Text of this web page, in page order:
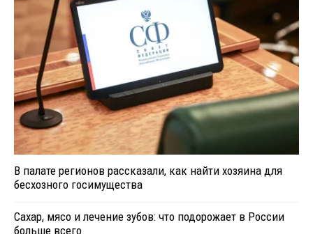
В палате регионов рассказали, как найти хозяина для
бесхозного госимущества
Сахар, мясо и лечение зубов: что подорожает в России
больше всего